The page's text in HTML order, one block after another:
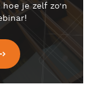
je zelf zo’n